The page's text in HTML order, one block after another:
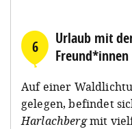
6
Urlaub mit
Auf einer
gelegen, befindet
Harlachbergmit